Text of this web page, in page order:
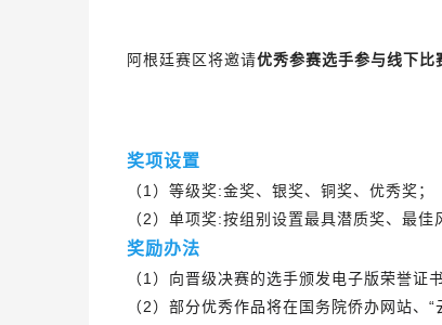
阿根廷赛区将邀请优秀参赛选手参与线下比
奖项设置
（1）等级奖:金奖、银奖、铜奖、优秀奖；
（2）单项奖:按组别设置最具潜质奖、最佳
奖励办法
（1）向晋级决赛的选手颁发电子版荣誉
（2）部分优秀作品将在国务院侨办网站、